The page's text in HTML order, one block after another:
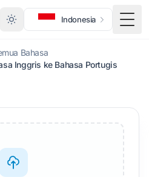
Indonesia
Bahasa
Inggris ke Bahasa Portugis